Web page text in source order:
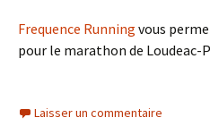
Frequence Running vous
pour le marathon de Loudeac-
Laisser un commentaire